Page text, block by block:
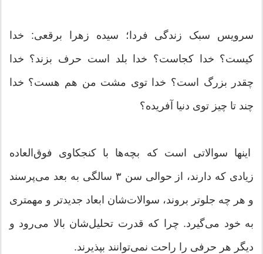
سرویس سبک زندگی فردا؛ سیده زهرا برقعی: خدا
کیست؟ خدا کجاست؟ خدا بلد است حرف بزند؟ خدا
چقدر بزرگ است؟ خدا توی مشت من هم هست؟ خدا
چند تا چیز توی دنیا آفریده؟
اینها سوالاتی است که بچه‌ها با کنجکاوی فوق‌العاده
زیادی که دارند، از حوالی سن ۳ سالگی به بعد می‌پرسند
و هر چه جلوتر بروند، سوالات‌شان ابعاد جدیدتر و مهمتری
به خود می‌گیرد. چرا که قدرت تحلیل‌شان بالا می‌رود و
دیگر هر حرفی را راحت نمی‌توانند بپذیرند.